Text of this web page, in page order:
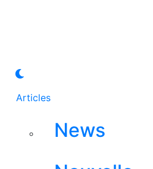
Articles
News